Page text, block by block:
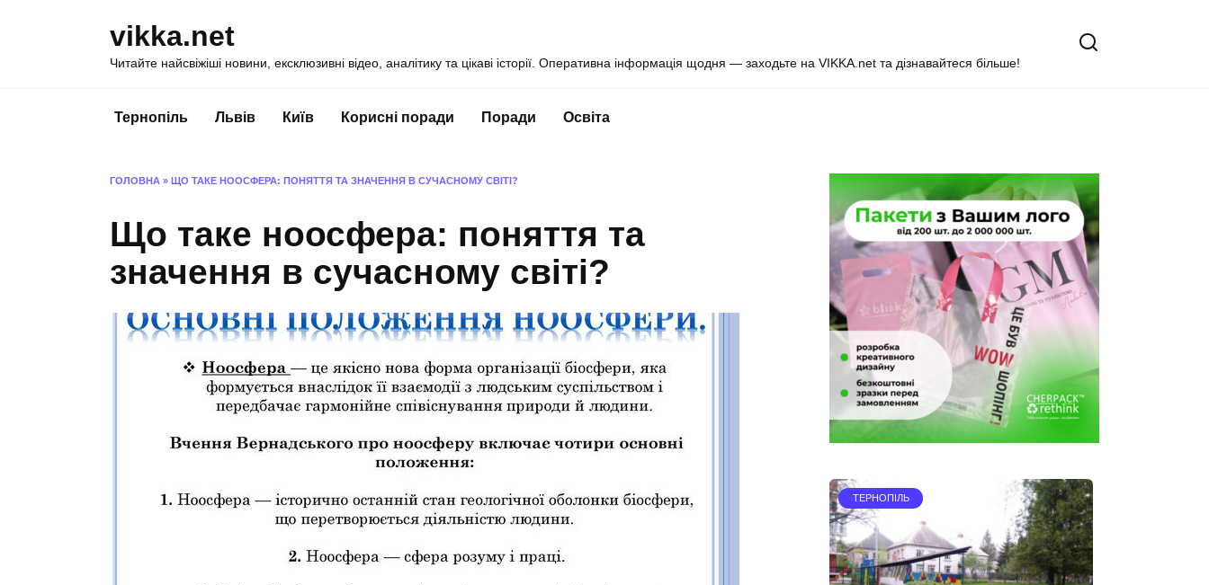
vikka.net
Читайте найсвіжіші новини, ексклюзивні відео, аналітику та цікаві історії. Оперативна інформація щодня — заходьте на VIKKA.net та дізнавайтеся більше!
Тернопіль Львів Київ Корисні поради Поради Освіта
ГОЛОВНА » ЩО ТАКЕ НООСФЕРА: ПОНЯТТЯ ТА ЗНАЧЕННЯ В СУЧАСНОМУ СВІТІ?
Що таке ноосфера: поняття та
значення в сучасному світі?
ТЕРНОПІЛЬ